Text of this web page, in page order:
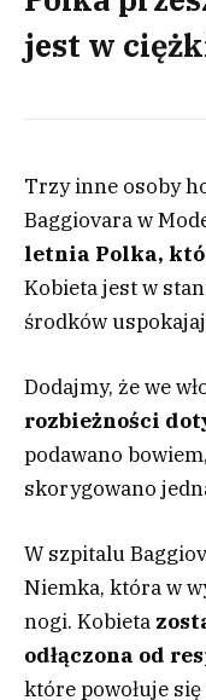
jest w
Trzy inne osoby
Baggiovara w
letnia Polka,
Kobieta jest w
środków
Dodajmy, że we
rozbieżności
podawano
skorygowano
W szpitalu
Niemka, która w
nogi. Kobieta
odłączona od
które powołuje